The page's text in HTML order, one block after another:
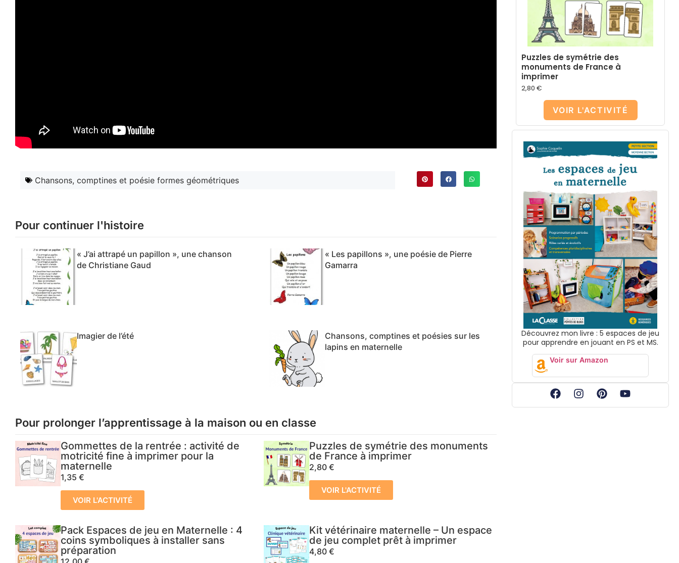
Chansons, comptines et poésie formes géométriques
Pour continuer l'histoire
« J’ai attrapé un papillon », une chanson
de Christiane Gaud
« Les papillons », une poésie de Pierre
Gamarra
Imagier de l’été
Chansons, comptines et poésies sur les
lapins en maternelle
Pour prolonger l’apprentissage à la maison ou en classe
Gommettes de la rentrée : activité de
motricité fine à imprimer pour la
maternelle
1,35 €
VOIR L'ACTIVITÉ
Puzzles de symétrie des monuments
de France à imprimer
2,80 €
VOIR L'ACTIVITÉ
Pack Espaces de jeu en Maternelle : 4
coins symboliques à installer sans
préparation
Kit vétérinaire maternelle – Un espace
de jeu complet prêt à imprimer
4,80 €
Puzzles de symétrie des
monuments de France à
imprimer
2,80 €
VOIR L'ACTIVITÉ
Découvrez mon livre : 5 espaces de jeu
pour apprendre en jouant en PS et MS.
Voir sur Amazon